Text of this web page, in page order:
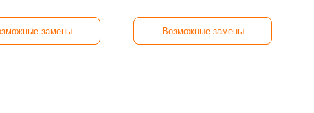
замены Возможные замены